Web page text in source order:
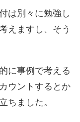
は別々に勉強し
えますし、そう
に事例で考える
ウントするとか
ちました。